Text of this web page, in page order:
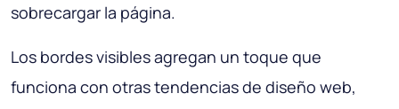
sobrecargar la página.
Los bordes visibles agregan un toque que
funciona con otras tendencias de diseño web,